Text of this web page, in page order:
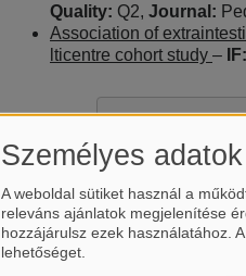
Quality: Q2, Journal:
Association of
lticentre cohort study – IF:
Személyes
A weboldal sütiket használ a
releváns ajánlatok megjelenítése
hozzájárulsz ezek használatához.
lehetőséget.